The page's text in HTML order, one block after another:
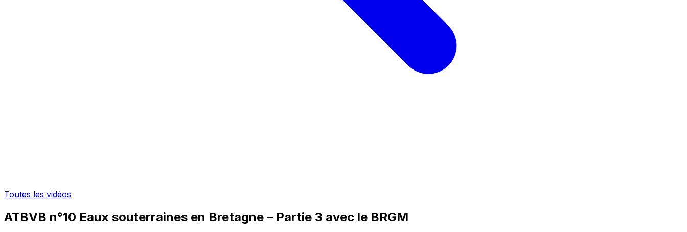
Toutes les vidéos
ATBVB n°10 Eaux souterraines en Bretagne – Partie 3 avec le BRGM